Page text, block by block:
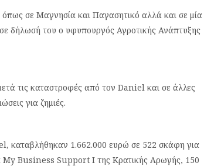
όπως σε Μαγνησία και Παγασητικό αλλά και σε μία
δήλωσή του ο υφυπουργός Αγροτικής Ανάπτυξης
τις καταστροφές από τον Daniel και σε άλλες
για ζημιές.
καταβλήθηκαν 1.662.000 ευρώ σε 522 σκάφη για
My Business Support I της Κρατικής Αρωγής, 150